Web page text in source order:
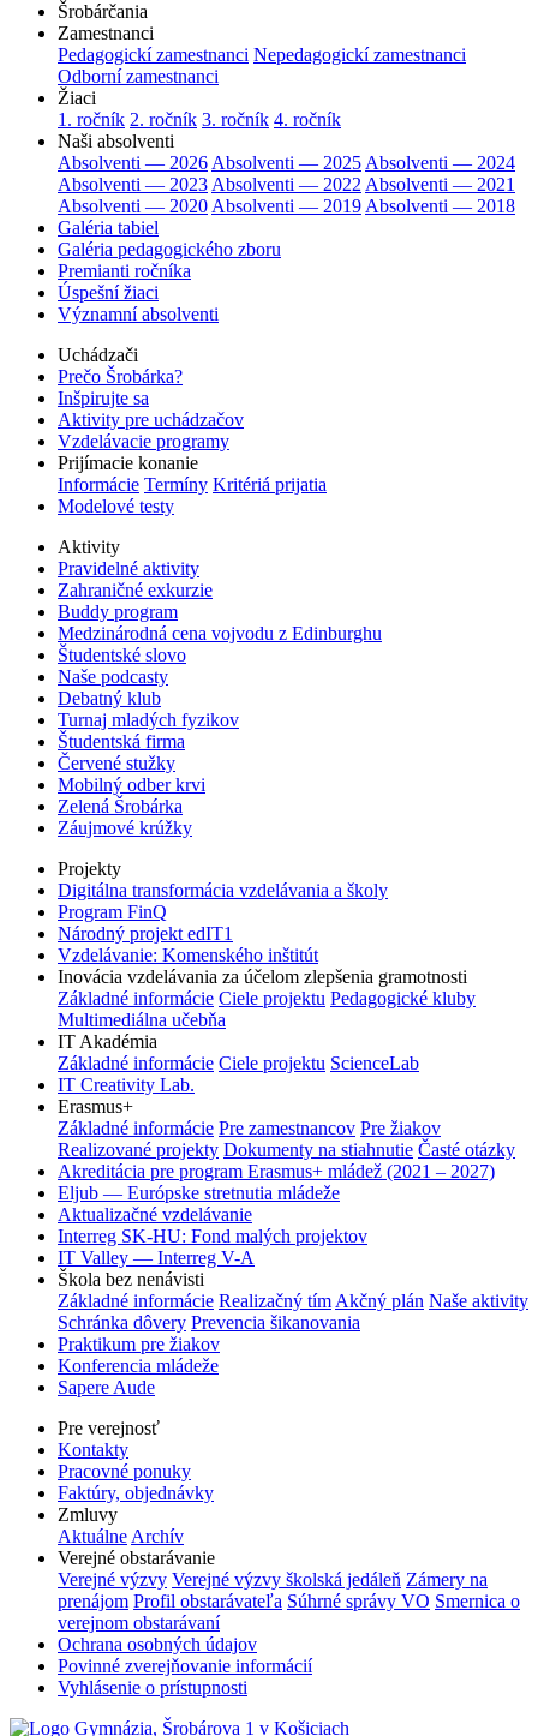
Šrobárčania
Zamestnanci
Pedagogickí zamestnanci Nepedagogickí zamestnanci
Odborní zamestnanci
Žiaci
1. ročník 2. ročník 3. ročník 4. ročník
Naši absolventi
Absolventi — 2026 Absolventi — 2025 Absolventi — 2024
Absolventi — 2023 Absolventi — 2022 Absolventi — 2021
Absolventi — 2020 Absolventi — 2019 Absolventi — 2018
Galéria tabiel
Galéria pedagogického zboru
Premianti ročníka
Úspešní žiaci
Významní absolventi
Uchádzači
Prečo Šrobárka?
Inšpirujte sa
Aktivity pre uchádzačov
Vzdelávacie programy
Prijímacie konanie
Informácie Termíny Kritériá prijatia
Modelové testy
Aktivity
Pravidelné aktivity
Zahraničné exkurzie
Buddy program
Medzinárodná cena vojvodu z Edinburghu
Študentské slovo
Naše podcasty
Debatný klub
Turnaj mladých fyzikov
Študentská firma
Červené stužky
Mobilný odber krvi
Zelená Šrobárka
Záujmové krúžky
Projekty
Digitálna transformácia vzdelávania a školy
Program FinQ
Národný projekt edIT1
Vzdelávanie: Komenského inštitút
Inovácia vzdelávania za účelom zlepšenia gramotnosti
Základné informácie Ciele projektu Pedagogické kluby
Multimediálna učebňa
IT Akadémia
Základné informácie Ciele projektu ScienceLab
IT Creativity Lab.
Erasmus+
Základné informácie Pre zamestnancov Pre žiakov
Realizované projekty Dokumenty na stiahnutie Časté otázky
Akreditácia pre program Erasmus+ mládež (2021 – 2027)
Eljub — Európske stretnutia mládeže
Aktualizačné vzdelávanie
Interreg SK-HU: Fond malých projektov
IT Valley — Interreg V-A
Škola bez nenávisti
Základné informácie Realizačný tím Akčný plán Naše aktivity
Schránka dôvery Prevencia šikanovania
Praktikum pre žiakov
Konferencia mládeže
Sapere Aude
Pre verejnosť
Kontakty
Pracovné ponuky
Faktúry, objednávky
Zmluvy
Aktuálne Archív
Verejné obstarávanie
Verejné výzvy Verejné výzvy školská jedáleň Zámery na
prenájom Profil obstarávateľa Súhrné správy VO Smernica o
verejnom obstarávaní
Ochrana osobných údajov
Povinné zverejňovanie informácií
Vyhlásenie o prístupnosti